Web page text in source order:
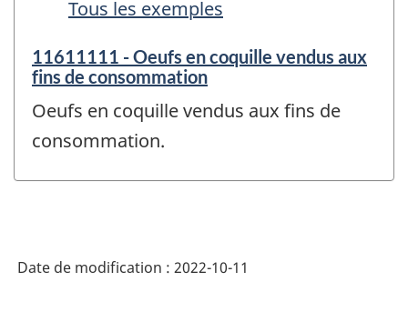
Tous les exemples
11611111 - Oeufs en coquille vendus aux
fins de consommation
Oeufs en coquille vendus aux fins de
consommation.
Date de modification : 2022-10-11